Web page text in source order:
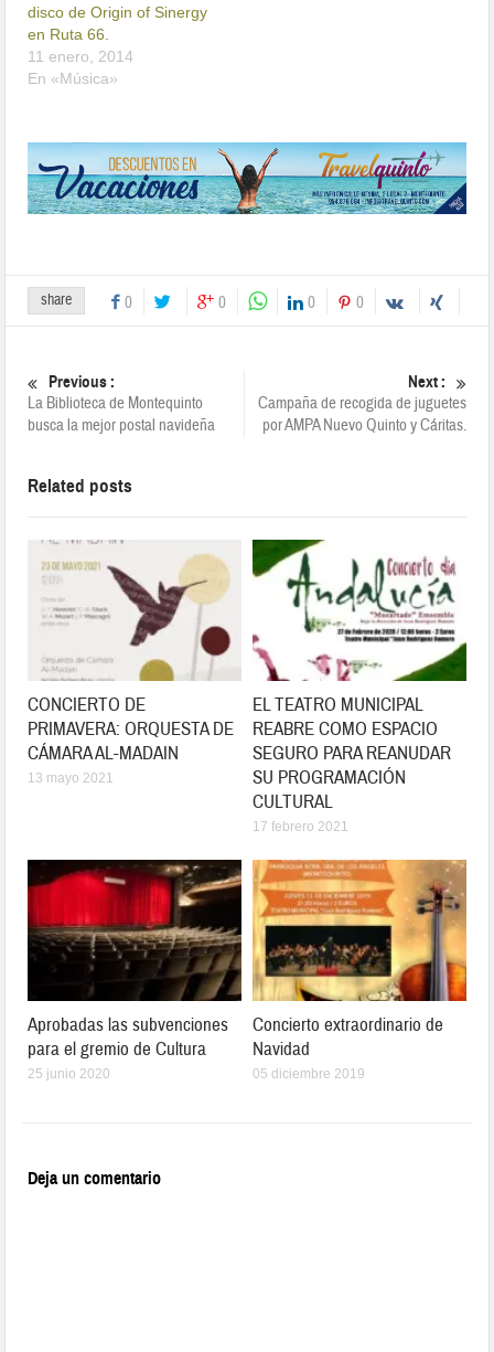
disco de Origin of Sinergy
en Ruta 66.
11 enero, 2014
En «Música»
share 0 0 0 0
Previous :
La Biblioteca de Montequinto
busca la mejor postal navideña
Next :
Campaña de recogida de juguetes
por AMPA Nuevo Quinto y Cáritas.
Related posts
CONCIERTO DE
PRIMAVERA: ORQUESTA DE
CÁMARA AL-MADAIN
13 mayo 2021
EL TEATRO MUNICIPAL
REABRE COMO ESPACIO
SEGURO PARA REANUDAR
SU PROGRAMACIÓN
CULTURAL
17 febrero 2021
Aprobadas las subvenciones
para el gremio de Cultura
25 junio 2020
Concierto extraordinario de
Navidad
05 diciembre 2019
Deja un comentario